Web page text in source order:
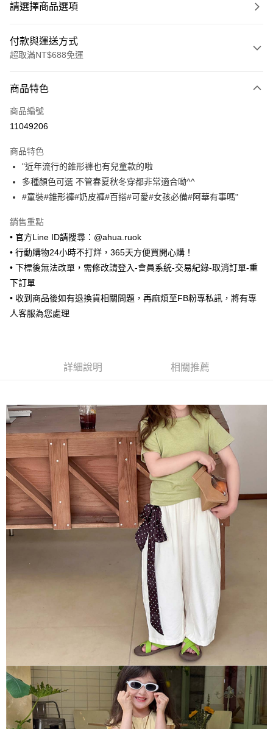
請選擇商品選項
付款與運送方式
超取滿NT$688免運
信用卡一次付款
超商取貨付款
Apple Pay
街口支付
Google Pay
ATM付款
運送方式
全家取貨付款
每筆NT$65，滿NT$688(含以上)免運費
付款後7-11取貨
每筆NT$65，滿NT$688(含以上)免運費
宅配
每筆NT$80，滿NT$1,000(含以上)免運費
其他海外郵寄 查看運費
香港澳門地區
商品特色
商品編號
11049206
商品特色
"近年流行的錐形褲也有兒童款的啦
多種顏色可選 不管春夏秋冬穿都非常適合呦^^
#童裝#錐形褲#奶皮褲#百搭#可愛#女孩必備#阿華有事嗎"
銷售重點
• 官方Line ID請搜尋：@ahua.ruok
• 行動購物24小時不打烊，365天方便買開心購！
• 下標後無法改單，需修改請登入-會員系統-交易紀錄-取消訂單-重
下訂單
• 收到商品後如有退換貨相關問題，再麻煩至FB粉專私訊，將有專
人客服為您處理
詳細說明 相關推薦